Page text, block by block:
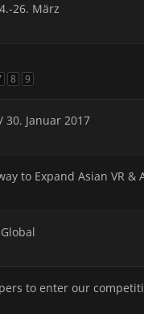
26. März
8 9
Januar 2017
to Expand Asian VR &
to enter our